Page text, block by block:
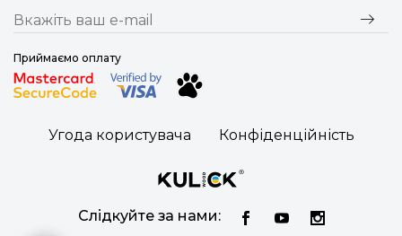
Приймаємо оплату
Угода користувача Конфіденційність
Слідкуйте за нами: